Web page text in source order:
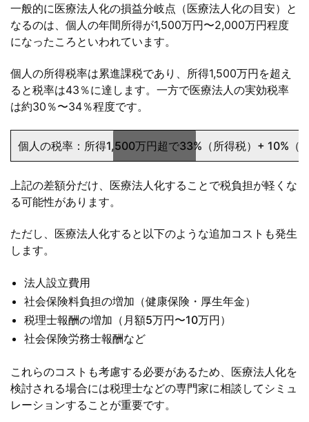
一般的に医療法人化の損益分岐点（医療法人化の目安）と
なるのは、個人の年間所得が1,500万円〜2,000万円程度
になったころといわれています。
個人の所得税率は累進課税であり、所得1,500万円を超え
ると税率は43％に達します。一方で医療法人の実効税率
は約30％〜34％程度です。
個人の税率：所得1,500万円超で33%（所得税）+ 10%
スクロールできます
上記の差額分だけ、医療法人化することで税負担が軽くな
る可能性があります。
ただし、医療法人化すると以下のような追加コストも発生
します。
法人設立費用
社会保険料負担の増加（健康保険・厚生年金）
税理士報酬の増加（月額5万円〜10万円）
社会保険労務士報酬など
これらのコストも考慮する必要があるため、医療法人化を
検討される場合には税理士などの専門家に相談してシミュ
レーションすることが重要です。